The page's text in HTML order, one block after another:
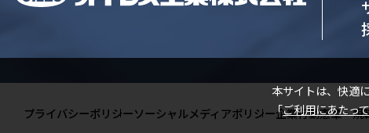
本サイトは、快適
「ご利用にあたっ
プライバシーポリシーソーシャルメディアポリシー企業行動憲章・規